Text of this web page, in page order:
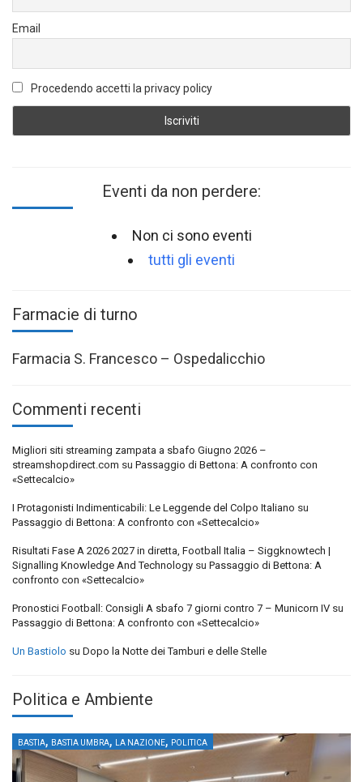
Email
Procedendo accetti la privacy policy
Eventi da non perdere:
Non ci sono eventi
tutti gli eventi
Farmacie di turno
Farmacia S. Francesco – Ospedalicchio
Commenti recenti
Migliori siti streaming zampata a sbafo Giugno 2026 –
streamshopdirect.com su Passaggio di Bettona: A confronto con
«Settecalcio»
I Protagonisti Indimenticabili: Le Leggende del Colpo Italiano su
Passaggio di Bettona: A confronto con «Settecalcio»
Risultati Fase A 2026 2027 in diretta, Football Italia – Siggknowtech |
Signalling Knowledge And Technology su Passaggio di Bettona: A
confronto con «Settecalcio»
Pronostici Football: Consigli A sbafo 7 giorni contro 7 – Municorn IV su
Passaggio di Bettona: A confronto con «Settecalcio»
Un Bastiolo su Dopo la Notte dei Tamburi e delle Stelle
Politica e Ambiente
BASTIA, BASTIA UMBRA, LA NAZIONE, POLITICA